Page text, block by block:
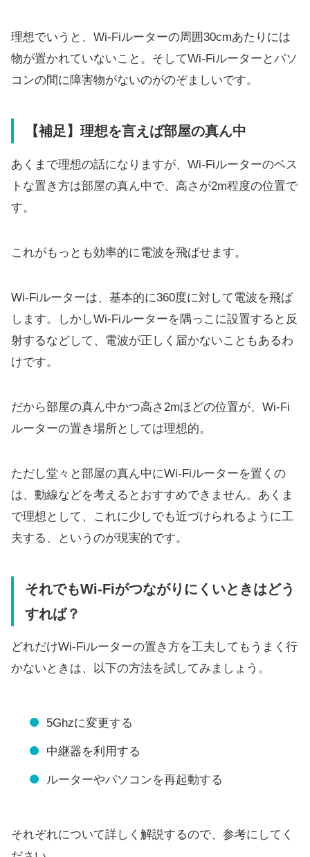
理想でいうと、Wi-Fiルーターの周囲30cmあたりには
物が置かれていないこと。そしてWi-Fiルーターとパソ
コンの間に障害物がないのがのぞましいです。
【補足】理想を言えば部屋の真ん中
あくまで理想の話になりますが、Wi-Fiルーターのベス
トな置き方は部屋の真ん中で、高さが2m程度の位置で
す。
これがもっとも効率的に電波を飛ばせます。
Wi-Fiルーターは、基本的に360度に対して電波を飛ば
します。しかしWi-Fiルーターを隅っこに設置すると反
射するなどして、電波が正しく届かないこともあるわ
けです。
だから部屋の真ん中かつ高さ2mほどの位置が、Wi-Fi
ルーターの置き場所としては理想的。
ただし堂々と部屋の真ん中にWi-Fiルーターを置くの
は、動線などを考えるとおすすめできません。あくま
で理想として、これに少しでも近づけられるように工
夫する、というのが現実的です。
それでもWi-Fiがつながりにくいときはどう
すれば？
どれだけWi-Fiルーターの置き方を工夫してもうまく行
かないときは、以下の方法を試してみましょう。
5Ghzに変更する
中継器を利用する
ルーターやパソコンを再起動する
それぞれについて詳しく解説するので、参考にしてく